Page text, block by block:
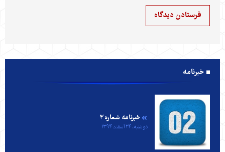
خبرنامه
خبرنامه شماره ۲
دوشنبه، ۲۴ اسفند ۱۳۹۴